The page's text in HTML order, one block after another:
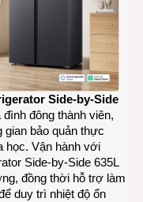
Side-by-Side
đông thành viên,
gian bảo quản thực
học. Vận hành với
Side-by-Side 635L
đồng thời hỗ trợ làm
duy trì nhiệt độ ổn